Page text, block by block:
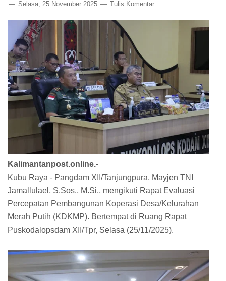
Selasa, 25 November 2025 Tulis Komentar
Kalimantanpost.online.-
Kubu Raya - Pangdam XII/Tanjungpura, Mayjen TNI
Jamallulael, S.Sos., M.Si., mengikuti Rapat Evaluasi
Percepatan Pembangunan Koperasi Desa/Kelurahan
Merah Putih (KDKMP). Bertempat di Ruang Rapat
Puskodalopsdam XII/Tpr, Selasa (25/11/2025).